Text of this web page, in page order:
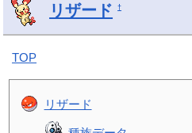
リザード †
TOP
リザード